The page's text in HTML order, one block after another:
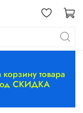
товара
СКИДКА